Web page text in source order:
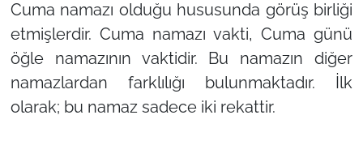
Cuma namazı olduğu hususunda görüş birliği
etmişlerdir. Cuma namazı vakti, Cuma günü
öğle namazının vaktidir. Bu namazın diğer
namazlardan farklılığı bulunmaktadır. İlk
olarak; bu namaz sadece iki rekattir.